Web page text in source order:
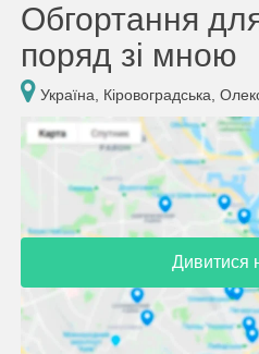
Обгортання
поряд зі мною
Україна, Кіровоградська,
Дивитися